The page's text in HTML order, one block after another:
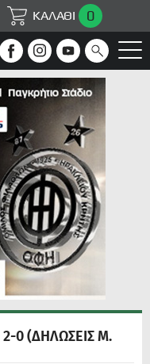
ΚΑΛΑΘΙ 0
0 (ΔΗΛΩΣΕΙΣ Μ.